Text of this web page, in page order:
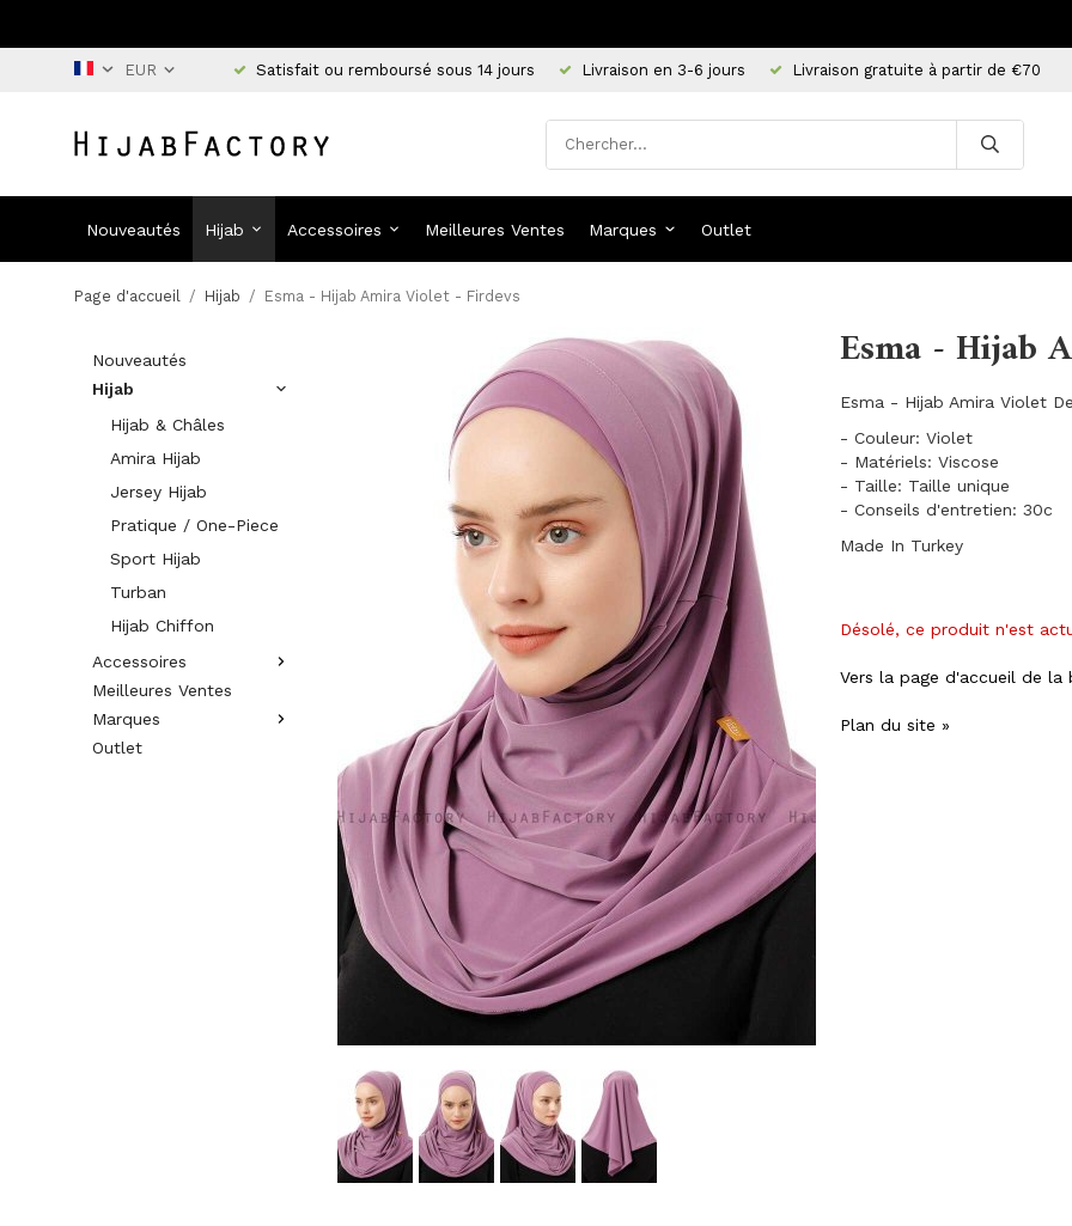
Satisfait ou remboursé sous 14 jours Livraison en 3-6 jours Livraison gratuite à partir de €70
Nouveautés Hijab Accessoires Meilleures Ventes Marques Outlet
Page d'accueil / Hijab / Esma - Hijab Amira Violet - Firdevs
Nouveautés
Hijab
Hijab & Châles
Amira Hijab
Jersey Hijab
Pratique / One-Piece
Sport Hijab
Turban
Hijab Chiffon
Accessoires
Meilleures Ventes
Marques
Outlet
Esma - Hijab
Esma - Hijab Amira Violet
- Couleur: Violet
- Matériels: Viscose
- Taille: Taille unique
- Conseils d'entretien: 30c
Made In Turkey
Désolé, ce produit n'est
Vers la page d'accueil de la
Plan du site »